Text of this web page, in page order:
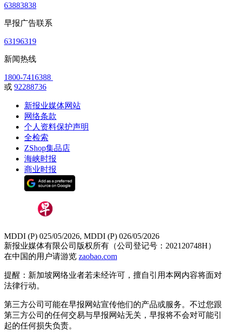
63883838
早报广告联系
63196319
新闻热线
1800-7416388
或 92288736
新报业媒体网站
网络条款
个人资料保护声明
全检索
ZShop集品店
海峡时报
商业时报
MDDI (P) 025/05/2026, MDDI (P) 026/05/2026
新报业媒体有限公司版权所有（公司登记号：202120748H）
在中国的用户请游览 zaobao.com
提醒：新加坡网络业者若未经许可，擅自引用本网内容将面对
法律行动。
第三方公司可能在早报网站宣传他们的产品或服务。不过您跟
第三方公司的任何交易与早报网站无关，早报将不会对可能引
起的任何损失负责。